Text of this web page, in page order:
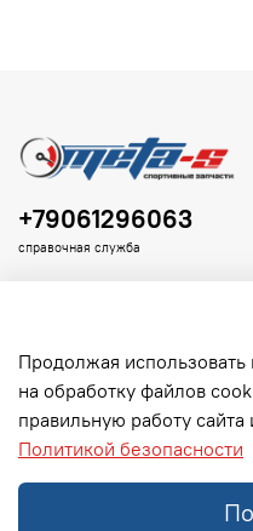
Клиенту
Информация
+79061296063
справочная служба
Продолжая использовать
на обработку файлов
правильную работу
Политикой безопасности